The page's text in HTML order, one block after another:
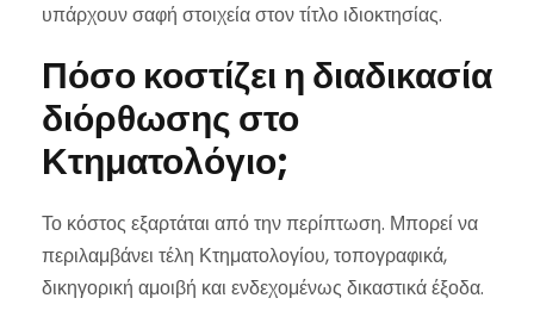
υπάρχουν σαφή στοιχεία στον τίτλο ιδιοκτησίας.
Πόσο κοστίζει η διαδικασία
διόρθωσης στο
Κτηματολόγιο;
Το κόστος εξαρτάται από την περίπτωση. Μπορεί να
περιλαμβάνει τέλη Κτηματολογίου, τοπογραφικά,
δικηγορική αμοιβή και ενδεχομένως δικαστικά έξοδα.